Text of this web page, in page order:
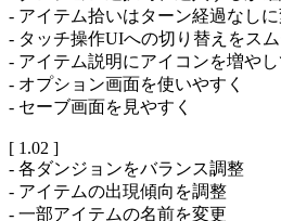
- アイテム拾いはターン経過なし
- タッチ操作UIへの切り替えをス
- アイテム説明にアイコンを増やし
- オプション画面を使いやすく
- セーブ画面を見やすく
[ 1.02 ]
- 各ダンジョンをバランス調整
- アイテムの出現傾向を調整
- 一部アイテムの名前を変更